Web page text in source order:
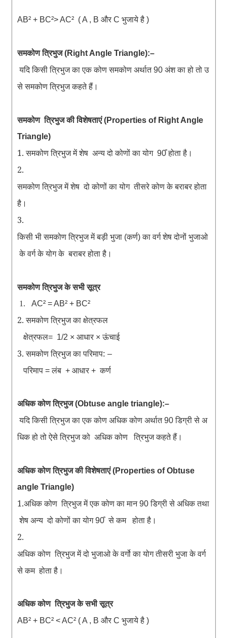
AB² + BC²> AC² ( A , Bऔर Cभुजाये है )
समकोणत्रिभुज(Right Angle Triangle):–
यदिकिसी त्रिभुजका एककोण समकोण अर्थात90अंशका हो तो उ
से समकोण त्रिभुजकहतेहैं ।
समकोण त्रिभुजकीविशेषताएं(Properties of Right Angle
Triangle)
1. समकोण त्रिभुजमेंशेष अन्य दो कोणों का योग 90͒होता है ।
2.
समकोण त्रिभुजमेंशेष दो कोणों का योग तीसरे कोण केबराबर होता
है ।
3.
किसी भी समकोण त्रिभुजमेंबड़ी भुजा (कर्ण)का वर्गशेष दोनों भुजाओ
केवर्गकेयोगके बराबर होता है ।
समकोणत्रिभुज के सभी सूत्र
1. AC² = AB² + BC²
2. समकोण त्रिभुजका क्षेत्रफल
क्षेत्रफल= 1/2 ×आधार ×ऊंचाई
3. समकोण त्रिभुजका परिमाप: –
परिमाप =लंब +आधार + कर्ण
अधिककोणत्रिभुज(Obtuse angle triangle):–
यदिकिसी त्रिभुजका एककोण अधिककोण अर्थात90डिग्री से अ
धिकहो तो ऐसे त्रिभुजको अधिककोण त्रिभुज कहतेहैं ।
अधिककोणत्रिभुजकीविशेषताएं(Properties of Obtuse
angle Triangle)
1.अधिककोण त्रिभुजमेंएककोण का मान90डिग्री से अधिकतथा
शेष अन्य दो कोणों का योग90͒ से कम होता है ।
2.
अधिककोण त्रिभुजमेंदो भुजाओकेवर्गो का योगतीसरी भुजा केवर्ग
से कम होता है ।
अधिककोण त्रिभुज के सभी सूत्र
AB² + BC² < AC² ( A , Bऔर Cभुजाये है )